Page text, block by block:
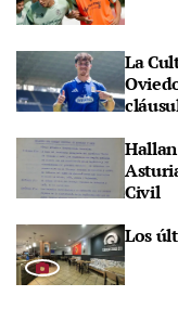
La
Civil
Los